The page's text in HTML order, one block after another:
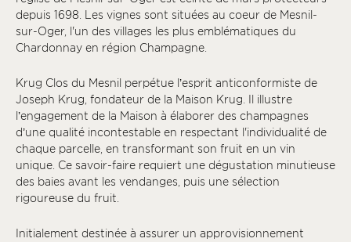
depuis 1698. Les vignes sont situées au coeur de Mesnil-
sur-Oger, l'un des villages les plus emblématiques du
Chardonnay en région Champagne.
Krug Clos du Mesnil perpétue l’esprit anticonformiste de
Joseph Krug, fondateur de la Maison Krug. Il illustre
l’engagement de la Maison à élaborer des champagnes
d’une qualité incontestable en respectant l'individualité de
chaque parcelle, en transformant son fruit en un vin
unique. Ce savoir-faire requiert une dégustation minutieuse
des baies avant les vendanges, puis une sélection
rigoureuse du fruit.
Initialement destinée à assurer un approvisionnement